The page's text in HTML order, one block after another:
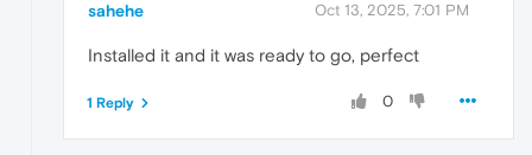
sahehe Oct 13, 2025, 7:01 PM
Installed it and it was ready to go, perfect
0
1 Reply